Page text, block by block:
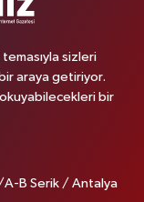
temasıyla sizleri
araya getiriyor.
bir
A-B Serik / Antalya